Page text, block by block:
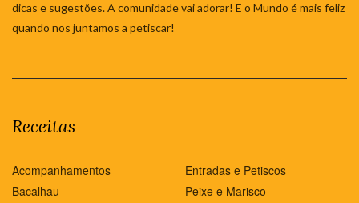
dicas e sugestões. A comunidade vai adorar! E o Mundo é mais feliz
quando nos juntamos a petiscar!
Receitas
Acompanhamentos
Bacalhau
Entradas e Petiscos
Peixe e Marisco